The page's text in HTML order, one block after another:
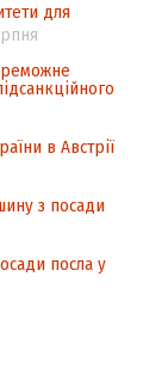
для
в Австрії
з посади
посла у